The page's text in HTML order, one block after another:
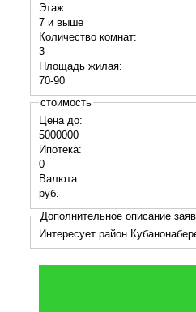
Этаж:
7 и выше
Количество комнат:
3
Площадь жилая:
70-90
стоимость
Цена до:
5000000
Ипотека:
0
Валюта:
руб.
Дополнительное описание
Интересует район